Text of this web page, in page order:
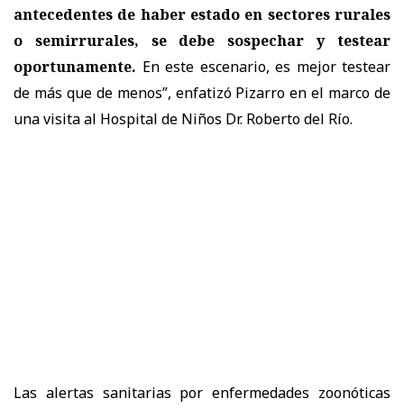
antecedentes de haber estado en sectores rurales
o semirrurales, se debe sospechar y testear
oportunamente. En este escenario, es mejor testear
de más que de menos”, enfatizó Pizarro en el marco de
una visita al Hospital de Niños Dr. Roberto del Río.
Las alertas sanitarias por enfermedades zoonóticas